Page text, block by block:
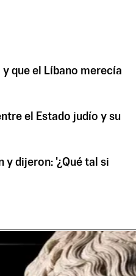
que el Líbano merecía
el Estado judío y su
y dijeron: '¿Qué tal si